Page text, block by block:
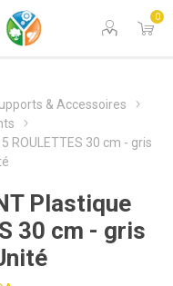
0
& Accessoires
ROULETTES 30 cm - gris
Plastique
30 cm - gris